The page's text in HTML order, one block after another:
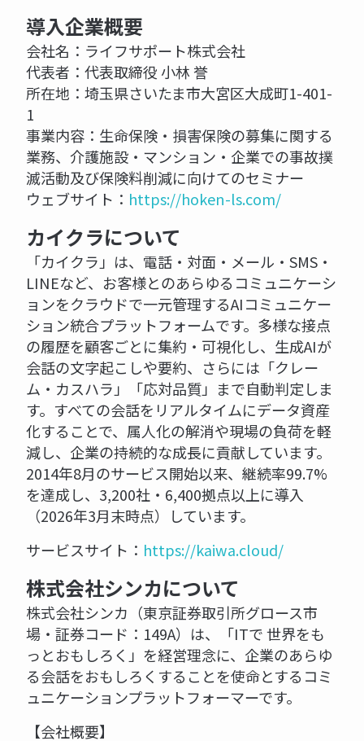
導入企業概要
会社名：ライフサポート株式会社
代表者：代表取締役 小林 誉
所在地：埼玉県さいたま市大宮区大成町1-401-
1
事業内容：生命保険・損害保険の募集に関する
業務、介護施設・マンション・企業での事故撲
滅活動及び保険料削減に向けてのセミナー
ウェブサイト： https://hoken-ls.com/
カイクラについて
「カイクラ」は、電話・対面・メール・SMS・
LINEなど、お客様とのあらゆるコミュニケーシ
ョンをクラウドで一元管理するAIコミュニケー
ション統合プラットフォームです。多様な接点
の履歴を顧客ごとに集約・可視化し、生成AIが
会話の文字起こしや要約、さらには「クレー
ム・カスハラ」「応対品質」まで自動判定しま
す。すべての会話をリアルタイムにデータ資産
化することで、属人化の解消や現場の負荷を軽
減し、企業の持続的な成長に貢献しています。
2014年8月のサービス開始以来、継続率99.7%
を達成し、3,200社・6,400拠点以上に導入
（2026年3月末時点）しています。
サービスサイト： https://kaiwa.cloud/
株式会社シンカについて
株式会社シンカ（東京証券取引所グロース市
場・証券コード：149A）は、「ITで 世界をも
っとおもしろく」を経営理念に、企業のあらゆ
る会話をおもしろくすることを使命とするコミ
ュニケーションプラットフォーマーです。
【会社概要】